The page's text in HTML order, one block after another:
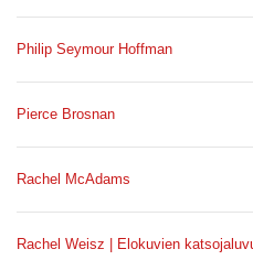
Philip Seymour Hoffman
Pierce Brosnan
Rachel McAdams
Rachel Weisz | Elokuvien